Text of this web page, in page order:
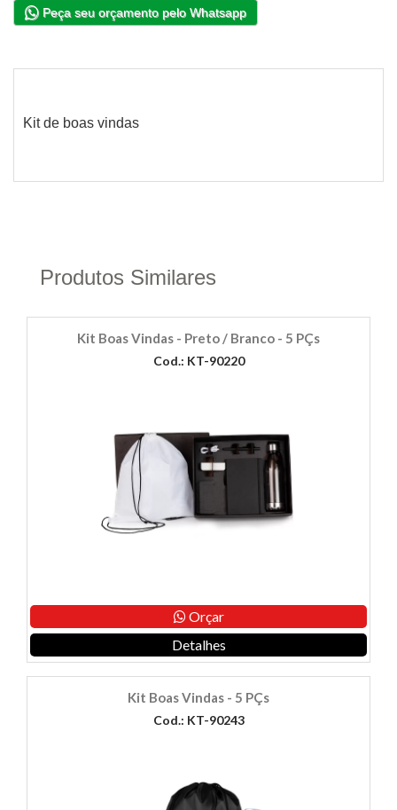
Peça seu orçamento pelo Whatsapp
Kit de boas vindas
Produtos Similares
Kit Boas Vindas - Preto / Branco - 5 PÇs
Cod.: KT-90220
Orçar
Detalhes
Kit Boas Vindas - 5 PÇs
Cod.: KT-90243